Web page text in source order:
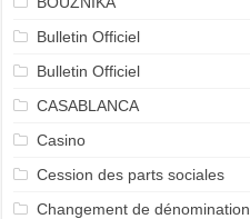
Bulletin Officiel
Bulletin Officiel
CASABLANCA
Casino
Cession des parts sociales
Changement de dénomination